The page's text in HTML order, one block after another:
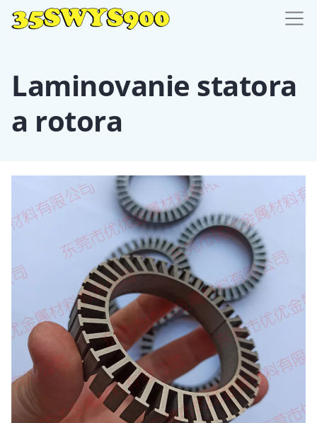
Laminovanie statora
a rotora